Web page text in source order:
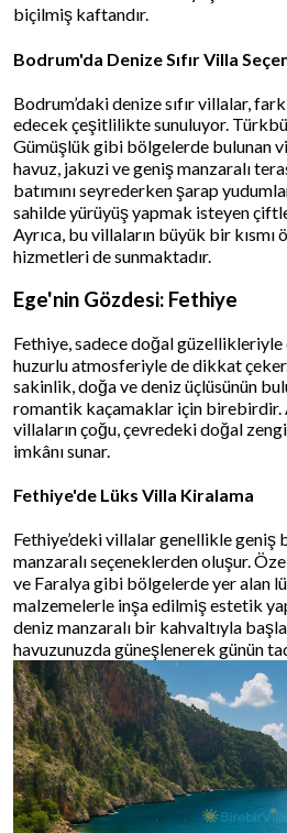
biçilmiş kaftandır.
Bodrum'da Denize Sıfır Villa
Bodrum’daki denize sıfır villalar,
edecek çeşitlilikte sunuluyor.
Gümüşlük gibi bölgelerde bulunan
havuz, jakuzi ve geniş manzaralı
batımını seyrederken şarap
sahilde yürüyüş yapmak isteyen
Ayrıca, bu villaların büyük bir
hizmetleri de sunmaktadır.
Ege'nin Gözdesi: Fethiye
Fethiye, sadece doğal güzellikleriyle
huzurlu atmosferiyle de dikkat
sakinlik, doğa ve deniz üçlüsünün
romantik kaçamaklar için birebirdir.
villaların çoğu, çevredeki doğal
imkânı sunar.
Fethiye'de Lüks Villa Kiralama
Fethiye’deki villalar genellikle geniş
manzaralı seçeneklerden oluşur.
ve Faralya gibi bölgelerde yer alan
malzemelerle inşa edilmiş estetik
deniz manzaralı bir kahvaltıyla
havuzunuzda güneşlenerek günün